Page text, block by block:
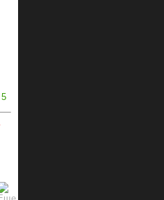
5